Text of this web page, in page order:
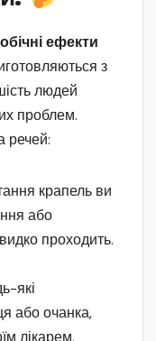
ефекти
з
людей
проблем.
речей:
крапель ви
або
проходить.
які
або очанка,
лікарем.